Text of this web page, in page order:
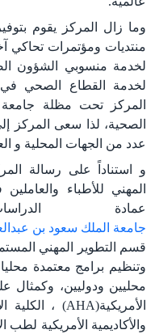
وما زال المركز يقوم
منتديات ‏ومؤتمرات تحاكي
لخدمة منسوبي الشؤون
لخدمة القطاع الصحي في
المركز تحت مظلة جامعة
الصحية، لذا سعى المركز
عدد من الجهات المحلية و
و استناداً على رسالة
المهني للأطباء
عمادة
جامعة الملك سعود بن
قسم التطوير المهني
وتنظيم برامج معتمدة
محليين ‏ودوليين، وكمثال